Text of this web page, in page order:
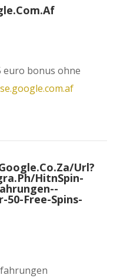
euro bonus ohne
url?
HitnSpin-
50-Free-Spins-